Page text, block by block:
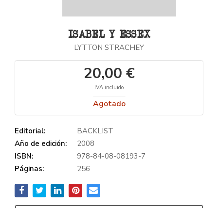
ISABEL Y ESSEX
LYTTON STRACHEY
20,00 €
IVA incluido
Agotado
Editorial:
BACKLIST
Año de edición:
2008
ISBN:
978-84-08-08193-7
Páginas:
256